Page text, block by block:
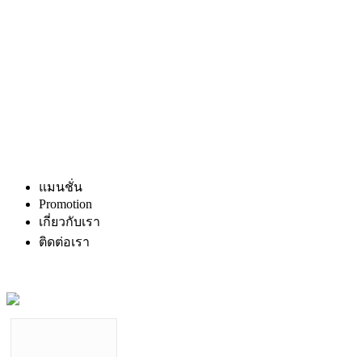
แมนชั่น
Promotion
เกี่ยวกับเรา
ติดต่อเรา